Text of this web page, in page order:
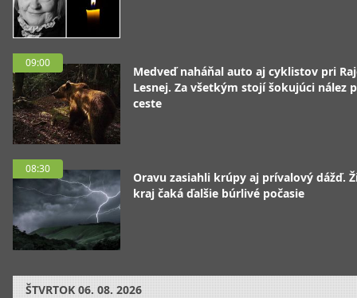
09:00
Medveď naháňal auto aj cyklistov pri
Lesnej. Za všetkým stojí šokujúci nález
ceste
08:30
Oravu zasiahli krúpy aj prívalový dážď.
kraj čaká ďalšie búrlivé počasie
ŠTVRTOK 06. 08. 2026